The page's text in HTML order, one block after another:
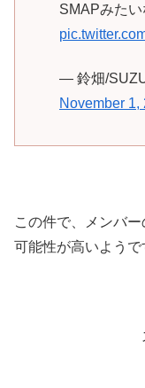
SMAPみた
— 鈴畑/
November 1,
この件で、メンバ
可能性が高いようで